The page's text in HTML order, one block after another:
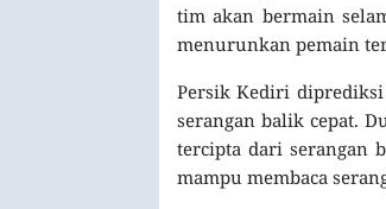
tim akan bermain
menurunkan pemain
Persik Kediri diprediksi
serangan balik cepat.
tercipta dari serangan
mampu membaca